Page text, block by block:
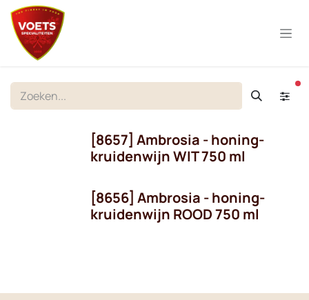
Overslaan naar inhoud
[8657] Ambrosia - honing-
kruidenwijn WIT 750 ml
[8656] Ambrosia - honing-
kruidenwijn ROOD 750 ml